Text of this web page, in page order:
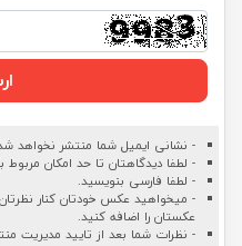
- نشانی ایمیل شما منتشر نخواهد
- لطفا دیدگاهتان تا حد امکان
- لطفا فارسی بنویسید.
- میخواهید عکس خودتان کنار
عکستان را اضافه کنید.
- نظرات شما بعد از تایید مدیریت